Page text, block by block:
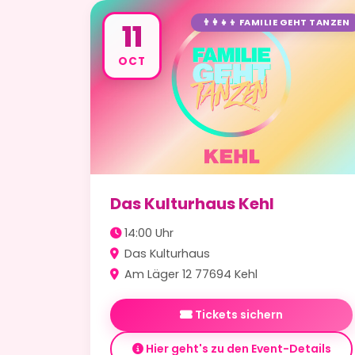
11
OCT
👨‍👩‍👧‍👦 FAMILIE GEHT TANZEN
Das Kulturhaus Kehl
14:00 Uhr
Das Kulturhaus
Am Läger 12 77694 Kehl
Tickets sichern
Hier geht's zu den Event-Details